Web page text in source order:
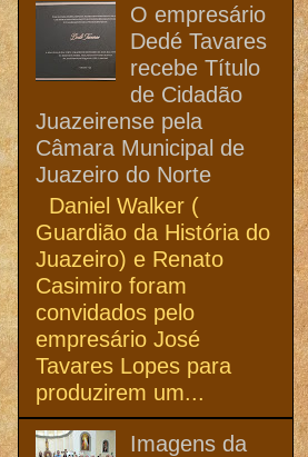
O empresário
Dedé Tavares
recebe Título
de Cidadão
Juazeirense pela
Câmara Municipal de
Juazeiro do Norte
Daniel Walker (
Guardião da História do
Juazeiro) e Renato
Casimiro foram
convidados pelo
empresário José
Tavares Lopes para
produzirem um...
Imagens da